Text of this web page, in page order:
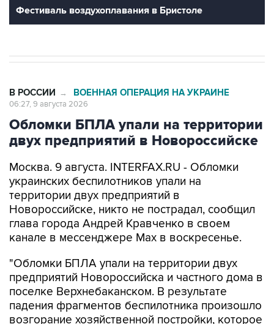
Фестиваль воздухоплавания в Бристоле
В РОССИИ → ВОЕННАЯ ОПЕРАЦИЯ НА УКРАИНЕ
06:27, 9 августа 2026
Обломки БПЛА упали на территории
двух предприятий в Новороссийске
Москва. 9 августа. INTERFAX.RU - Обломки
украинских беспилотников упали на
территории двух предприятий в
Новороссийске, никто не пострадал, сообщил
глава города Андрей Кравченко в своем
канале в мессенджере Max в воскресенье.
"Обломки БПЛА упали на территории двух
предприятий Новороссийска и частного дома в
поселке Верхнебаканском. В результате
падения фрагментов беспилотника произошло
возгорание хозяйственной постройки, которое